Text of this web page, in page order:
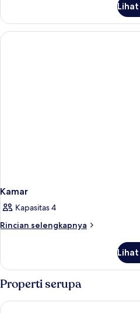
single
use
Double
room
with
Kamar
Kapasitas 4
Rincian selengkapnya
Rincian
Kamar
Properti serupa
Hotel Vincci Bonjardim